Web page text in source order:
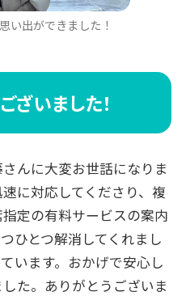
い出ができました！
ざいました！
んに大変お世話になりま
に対応してくださり、複
定の有料サービスの案内
ひとつ解消してくれまし
います。おかげで安心し
た。ありがとうございま